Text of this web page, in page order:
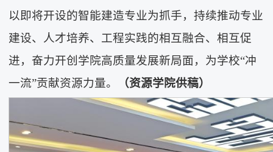
以即将开设的智能建造专业为抓手，持续推动专业
建设、人才培养、工程实践的相互融合、相互促
进，奋力开创学院高质量发展新局面，为学校“冲
一流”贡献资源力量。
（资源学院供稿）